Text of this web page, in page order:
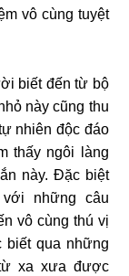
vô cùng tuyệt
biết đến từ bộ
này cũng thu
nhiên độc đáo
thấy ngôi làng
này. Đặc biệt
những câu
vô cùng thú vị
biết qua những
xa xưa được